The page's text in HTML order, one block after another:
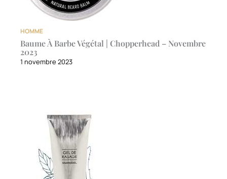
HOMME
Baume À Barbe Végétal | Chopperhead – Novembre
2023
1 novembre 2023